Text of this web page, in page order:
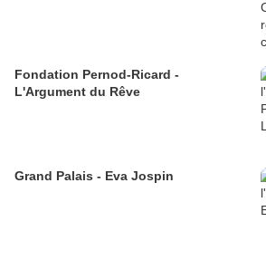
Fondation Pernod-Ricard -
L'Argument du Rêve
Grand Palais - Eva Jospin